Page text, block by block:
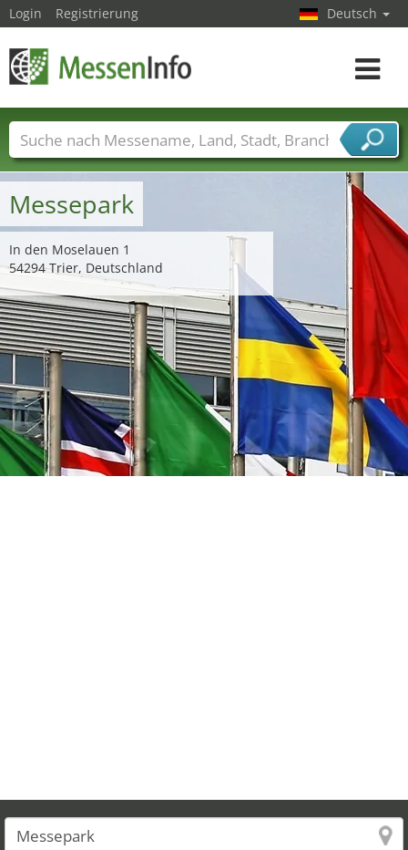
Messepark
In den Moselauen 1
54294 Trier, Deutschland
Login Registrierung Deutsch
Toggle
Messenamen Länder Städte
Branchen
Dienstleisterbranchen